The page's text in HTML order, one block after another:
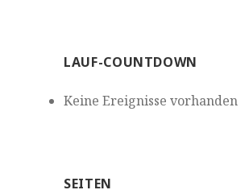
LAUF-COUNTDOWN
Keine Ereignisse vorhanden
SEITEN